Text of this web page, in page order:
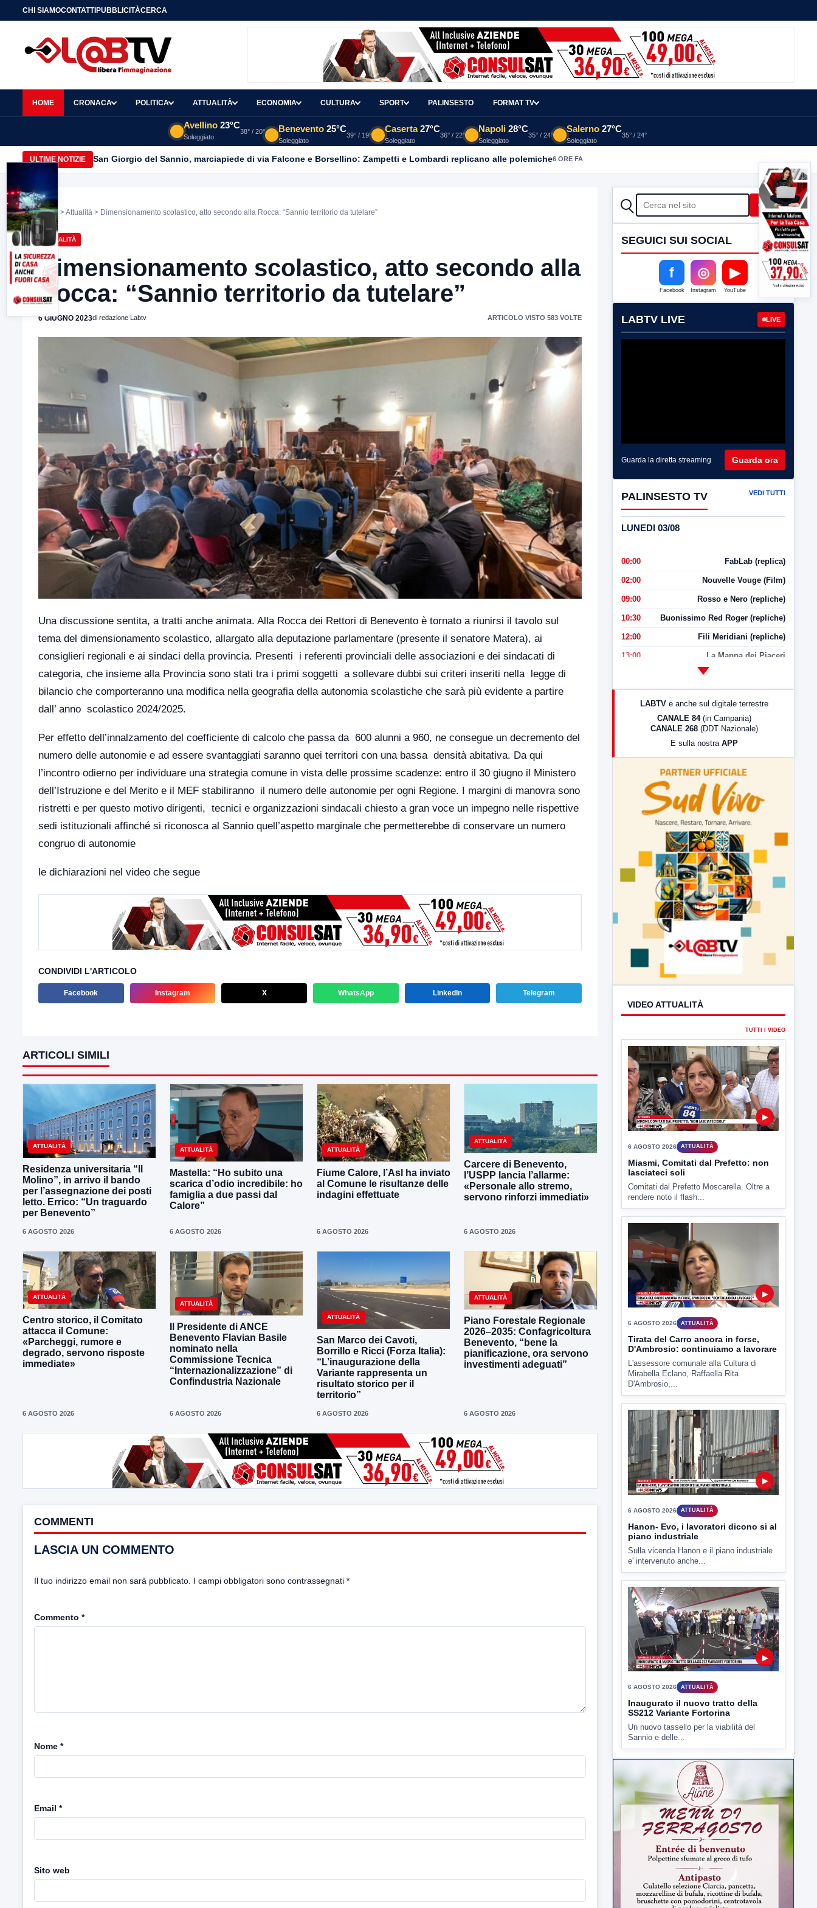
CHI SIAMOCONTATTIPUBBLICITÀCERCA
HOME CRONACA POLITICA ATTUALITÀ ECONOMIA CULTURA SPORT PALINSESTO FORMAT TV
Avellino 23°C
Soleggiato
38° / 20° Benevento 25°C
Soleggiato
39° / 19°
Caserta 27°C
Soleggiato
36° / 22°
Napoli 28°C
Soleggiato
35° / 24°
Salerno 27°C
Soleggiato
35° / 24°
ULTIME NOTIZIE San Giorgio del Sannio, marciapiede di via Falcone e Borsellino: Zampetti e Lombardi replicano alle polemiche6 ORE FA
Home >Attualità > Dimensionamento scolastico, atto secondo alla Rocca: “Sannio territorio da tutelare”
ATTUALITÀ
Dimensionamento scolastico, atto secondo alla
Rocca: “Sannio territorio da tutelare”
6 GIUGNO 2023di redazione Labtv ARTICOLO VISTO 583 VOLTE
Una discussione sentita, a tratti anche animata. Alla Rocca dei Rettori di Benevento è tornato a riunirsi il tavolo sul
tema del dimensionamento scolastico, allargato alla deputazione parlamentare (presente il senatore Matera), ai
consiglieri regionali e ai sindaci della provincia. Presenti i referenti provinciali delle associazioni e dei sindacati di
categoria, che insieme alla Provincia sono stati tra i primi soggetti a sollevare dubbi sui criteri inseriti nella legge di
bilancio che comporteranno una modifica nella geografia della autonomia scolastiche che sarà più evidente a partire
dall’ anno scolastico 2024/2025.
Per effetto dell’innalzamento del coefficiente di calcolo che passa da 600 alunni a 960, ne consegue un decremento del
numero delle autonomie e ad essere svantaggiati saranno quei territori con una bassa densità abitativa. Da qui
l’incontro odierno per individuare una strategia comune in vista delle prossime scadenze: entro il 30 giugno il Ministero
dell’Istruzione e del Merito e il MEF stabiliranno il numero delle autonomie per ogni Regione. I margini di manovra sono
ristretti e per questo motivo dirigenti, tecnici e organizzazioni sindacali chiesto a gran voce un impegno nelle rispettive
sedi istituzionali affinché si riconosca al Sannio quell’aspetto marginale che permetterebbe di conservare un numero
congruo di autonomie
le dichiarazioni nel video che segue
CONDIVIDI L'ARTICOLO
Facebook Instagram X WhatsApp LinkedIn Telegram
ARTICOLI SIMILI
ATTUALITÀ
Residenza universitaria “Il
Molino”, in arrivo il bando
per l’assegnazione dei posti
letto. Errico: “Un traguardo
per Benevento”
6 AGOSTO 2026
ATTUALITÀ
Mastella: “Ho subito una
scarica d’odio incredibile: ho
famiglia a due passi dal
Calore”
6 AGOSTO 2026
ATTUALITÀ
Fiume Calore, l’Asl ha inviato
al Comune le risultanze delle
indagini effettuate
6 AGOSTO 2026
ATTUALITÀ
Carcere di Benevento,
l’USPP lancia l’allarme:
«Personale allo stremo,
servono rinforzi immediati»
6 AGOSTO 2026
ATTUALITÀ
Centro storico, il Comitato
attacca il Comune:
«Parcheggi, rumore e
degrado, servono risposte
immediate»
6 AGOSTO 2026
ATTUALITÀ
Il Presidente di ANCE
Benevento Flavian Basile
nominato nella
Commissione Tecnica
“Internazionalizzazione” di
Confindustria Nazionale
6 AGOSTO 2026
ATTUALITÀ
San Marco dei Cavoti,
Borrillo e Ricci (Forza Italia):
“L’inaugurazione della
Variante rappresenta un
risultato storico per il
territorio”
6 AGOSTO 2026
ATTUALITÀ
Piano Forestale Regionale
2026–2035: Confagricoltura
Benevento, “bene la
pianificazione, ora servono
investimenti adeguati”
6 AGOSTO 2026
COMMENTI
LASCIA UN COMMENTO
Il tuo indirizzo email non sarà pubblicato. I campi obbligatori sono contrassegnati *
Commento *
Nome *
Email *
Sito web
CERCA Cerca
SEGUICI SUI SOCIAL
f
Facebook
◎
Instagram
▶
YouTube
LABTV LIVE LIVE
Guarda la diretta streaming Guarda ora
PALINSESTO TV VEDI TUTTI
LUNEDI 03/08
00:00 FabLab (replica)
02:00 Nouvelle Vouge (Film)
09:00 Rosso e Nero (repliche)
10:30 Buonissimo Red Roger (repliche)
12:00 Fili Meridiani (repliche)
13:00 La Mappa dei Piaceri
LabNews (Diretta)
LabNews (replica)
LABTV e anche sul digitale terrestre
CANALE 84 (in Campania)
CANALE 268 (DDT Nazionale)
E sulla nostra APP
VIDEO ATTUALITÀ
TUTTI I VIDEO
▶
Miasmi, Comitati dal Prefetto: non
lasciateci soli
rendere noto il flash...
Tirata del Carro ancora in forse,
D'Ambrosio: continuiamo a lavorare
L'assessore comunale alla Cultura di
Mirabella Eclano, Raffaella Rita
D'Ambrosio,...
▶
Hanon- Evo, i lavoratori dicono si al
piano industriale
Sulla vicenda Hanon e il piano industriale
e' intervenuto anche...
ATTUALITÀ
Inaugurato il nuovo tratto della
SS212 Variante Fortorina
Un nuovo tassello per la viabilità del
Sannio e delle...